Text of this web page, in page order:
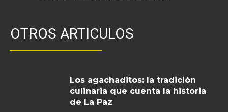
OTROS ARTICULOS
Los agachaditos: la tradición
culinaria que cuenta la historia
de La Paz